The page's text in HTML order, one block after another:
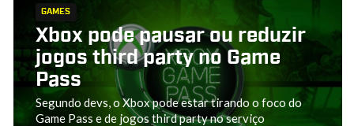
GAMES
Xbox pode pausar ou reduzir
jogos third party no Game
Pass
Segundo devs, o Xbox pode estar tirando o foco do
Game Pass e de jogos third party no serviço